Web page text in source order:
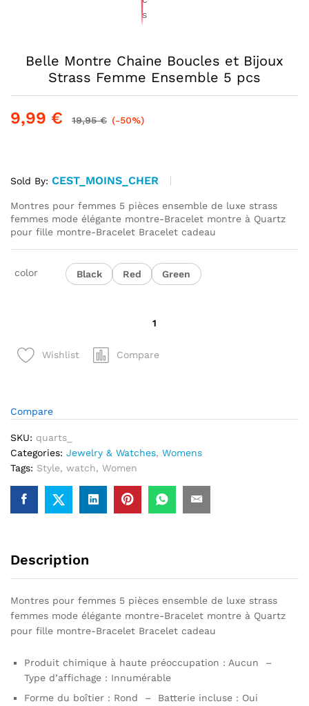
Belle Montre Chaine Boucles et Bijoux
Strass Femme Ensemble 5 pcs
9,99 € 19,95€ (-50%)
Sold By: CEST_MOINS_CHER
Montres pour femmes 5 pièces ensemble de luxe strass
femmes mode élégante montre-Bracelet montre à Quartz
pour fille montre-Bracelet Bracelet cadeau
color Black Red Green
Belle
Montre
et
Strass
Femme
Ensemble
5
pcs
Wishlist Compare
Compare
SKU: quarts_
Categories: Jewelry & Watches, Womens
Tags: Style, watch, Women
Description
Montres pour femmes 5 pièces ensemble de luxe strass
femmes mode élégante montre-Bracelet montre à Quartz
pour fille montre-Bracelet Bracelet cadeau
Produit chimique à haute préoccupation : Aucun –
Type d’affichage : Innumérable
Forme du boîtier : Rond – Batterie incluse : Oui